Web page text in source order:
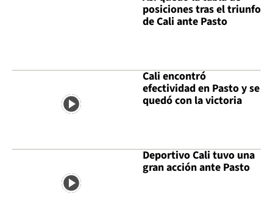
posiciones tras el triunfo
de Cali ante Pasto
Cali encontró
efectividad en Pasto y se
quedó con la victoria
Deportivo Cali tuvo una
gran acción ante Pasto